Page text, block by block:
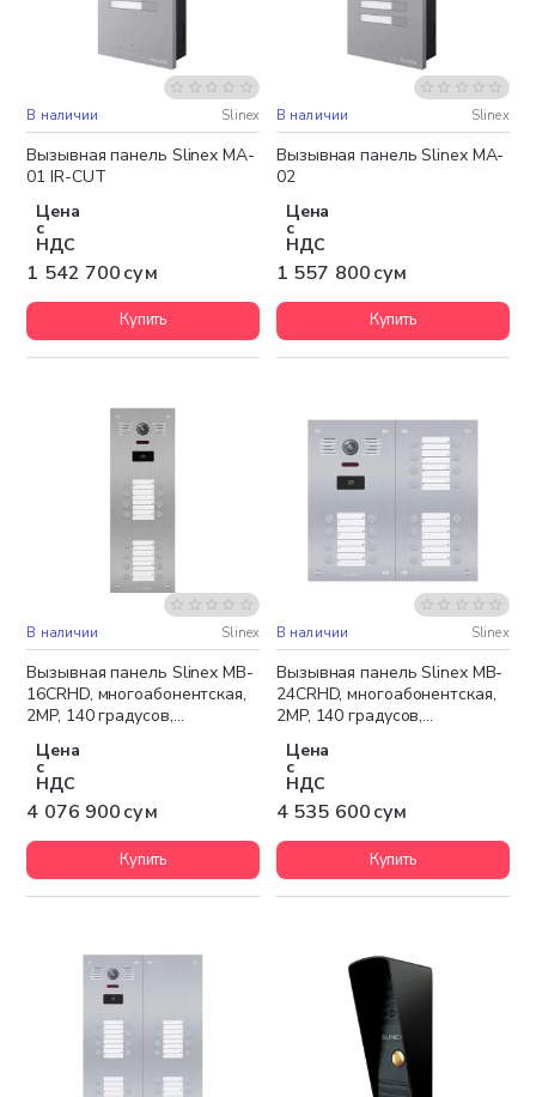
Бесплатная доставка
В наличии Slinex
Вызывная панель Slinex MA-
01 IR-CUT
Цена
с
НДС
1 542 700 сум
Купить
Бесплатная доставка
В наличии Slinex
Вызывная панель Slinex MA-
02
Цена
с
НДС
1 557 800 сум
Купить
Бесплатная доставка
В наличии Slinex
Вызывная панель Slinex MB-
16CRHD, многоабонентская,
2MP, 140 градусов,
Цена
с
НДС
4 076 900 сум
Купить
Бесплатная доставка
В наличии Slinex
Вызывная панель Slinex MB-
24CRHD, многоабонентская,
2MP, 140 градусов,
Цена
с
НДС
4 535 600 сум
Купить